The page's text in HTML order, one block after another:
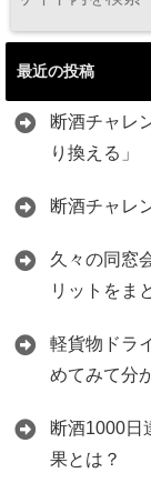
最近の投稿
断酒チャレ
り換える」
断酒チャレ
久々の同窓
リットをま
軽貨物ドラ
めてみて分
断酒1000日
果とは？